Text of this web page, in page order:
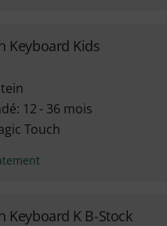
Keyboard Kids
12 - 36 mois
Touch
Keyboard K B-Stock